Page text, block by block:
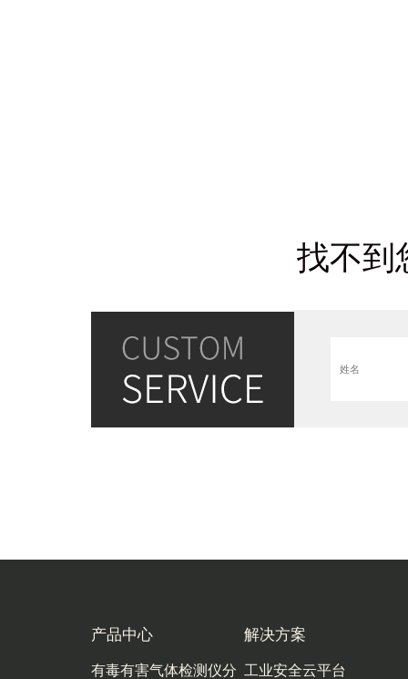
找不到
产品中心
有毒有害气体检测仪分
解决方案
工业安全云平台